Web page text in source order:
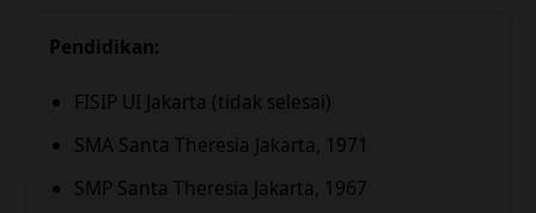
Pendidikan:
FISIP UI Jakarta (tidak selesai)
SMA Santa Theresia Jakarta, 1971
SMP Santa Theresia Jakarta, 1967